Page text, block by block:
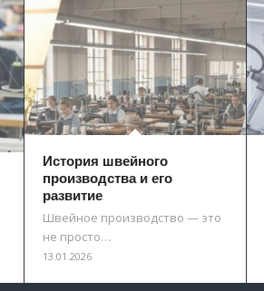
История швейного
производства и его
развитие
Швейное производство — это
не просто…
13.01.2026